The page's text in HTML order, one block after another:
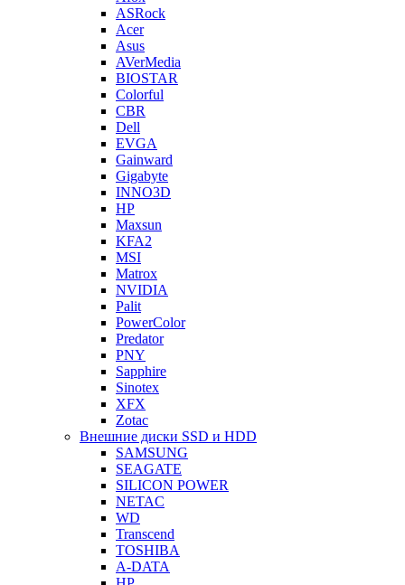
ASRock
Acer
Asus
AVerMedia
BIOSTAR
Colorful
CBR
Dell
EVGA
Gainward
Gigabyte
INNO3D
HP
Maxsun
KFA2
MSI
Matrox
NVIDIA
Palit
PowerColor
Predator
PNY
Sapphire
Sinotex
XFX
Zotac
Внешние диски SSD и HDD
SAMSUNG
SEAGATE
SILICON POWER
NETAC
WD
Transcend
TOSHIBA
A-DATA